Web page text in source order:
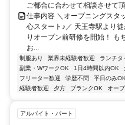
ご都合に合わせて相談させて
仕事内容 ＼オープニングスタ
心スタート♪／ 天王寺駅より
りオープン前研修を開始！ も
お...
制服あり 業界未経験者歓迎 ランチタ
副業・WワークOK
1日4時間以内OK
フリーター歓迎
学歴不問 平日のみOK
経験者歓迎
夕方 ブランクOK オー
アルバイト・パート